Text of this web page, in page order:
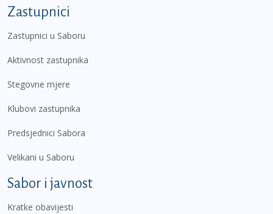
Zastupnici
Zastupnici u Saboru
Aktivnost zastupnika
Stegovne mjere
Klubovi zastupnika
Predsjednici Sabora
Velikani u Saboru
Sabor i javnost
Kratke obavijesti